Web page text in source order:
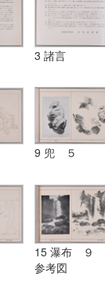
3 諸言
9 兜 ５
15 瀑布 ９
参考図